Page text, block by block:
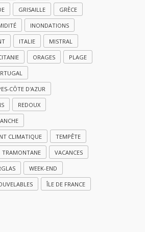
GRISAILLE GRÈCE
INONDATIONS
ITALIE MISTRAL
ORAGES PLAGE
CÔTE D'AZUR
REDOUX
CLIMATIQUE TEMPÊTE
TRAMONTANE VACANCES
WEEK-END
ÎLE DE FRANCE